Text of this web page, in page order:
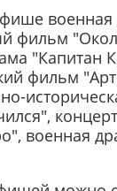
военная
фильм
"Капитан
фильм
военная